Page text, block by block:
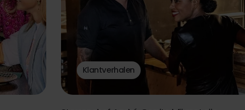
Klantverhalen